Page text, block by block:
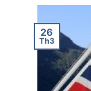
26
Th3